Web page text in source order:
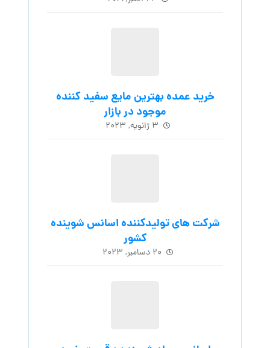
خرید عمده بهترین مایع سفید کننده
موجود در بازار
۳ ژانویه, ۲۰۲۳
شرکت های تولیدکننده اسانس شوینده
کشور
۲۰ دسامبر, ۲۰۲۳